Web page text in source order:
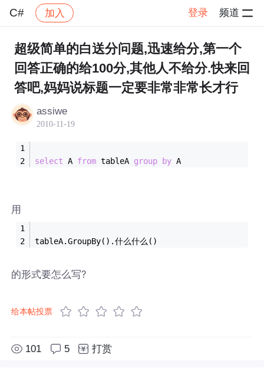
C# 加入 登录 频道
社区 C# 帖子详情
超级简单的白送分问题,迅速给分,第一个
回答正确的给100分,其他人不给分.快来回
答吧,妈妈说标题一定要非常非常长才行
assiwe
2010-11-19
select A from tableA group by A
用
tableA.GroupBy().什么什么()
的形式要怎么写?
给本帖投票
101 5 打赏